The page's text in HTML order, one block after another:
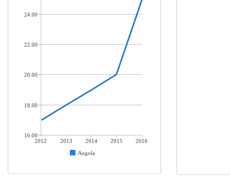
2012 2013 2014 2015
2016
Angola
24.00
22.00
20.00
18.00
16.00